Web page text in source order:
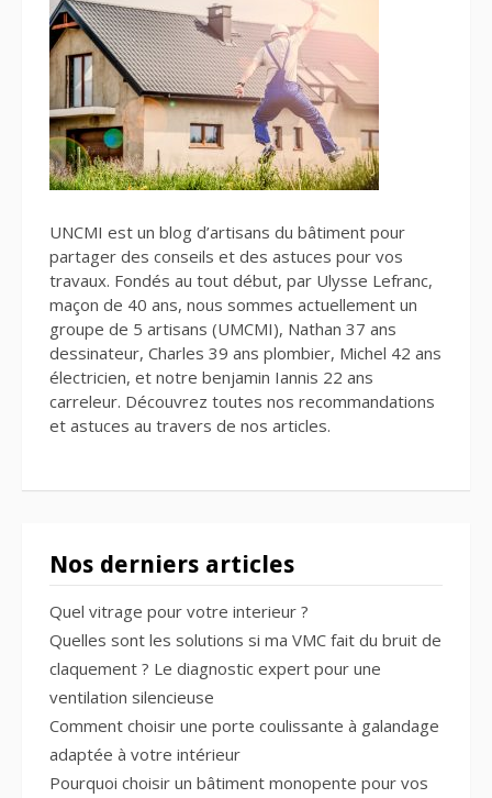
UNCMI est un blog d’artisans du bâtiment pour
partager des conseils et des astuces pour vos
travaux. Fondés au tout début, par Ulysse Lefranc,
maçon de 40 ans, nous sommes actuellement un
groupe de 5 artisans (UMCMI), Nathan 37 ans
dessinateur, Charles 39 ans plombier, Michel 42 ans
électricien, et notre benjamin Iannis 22 ans
carreleur. Découvrez toutes nos recommandations
et astuces au travers de nos articles.
Nos derniers articles
Quel vitrage pour votre interieur ?
Quelles sont les solutions si ma VMC fait du bruit de
claquement ? Le diagnostic expert pour une
ventilation silencieuse
Comment choisir une porte coulissante à galandage
adaptée à votre intérieur
Pourquoi choisir un bâtiment monopente pour vos